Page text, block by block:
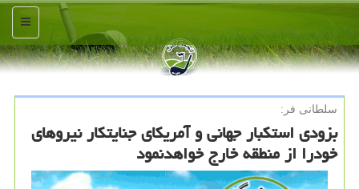
منو
سلطانی فر:
بزودی استكبار جهانی و آمریكای جنایتكار نیروهای
خودرا از منطقه خارج خواهدنمود